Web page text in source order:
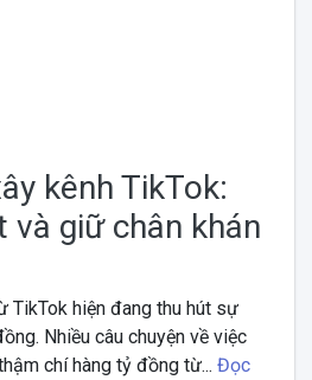
kênh TikTok:
và giữ chân khán
TikTok hiện đang thu hút sự
Nhiều câu chuyện về việc
chí hàng tỷ đồng từ... Đọc